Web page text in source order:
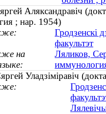
Аляксандравіч
; нар. 1954)
Гродзенскі
факультэт
на
Ляликов,
Уладзіміравіч